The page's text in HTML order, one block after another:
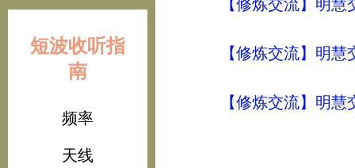
短波收听指
南
频率
天线
【修炼交流】明
【修炼交流】明
【修炼交流】明